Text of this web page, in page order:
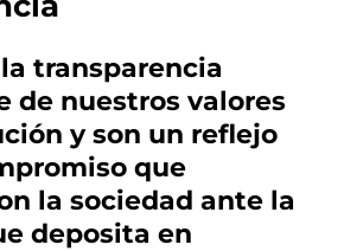
transparencia
de nuestros valores
y son un reflejo
que
la sociedad ante la
deposita en